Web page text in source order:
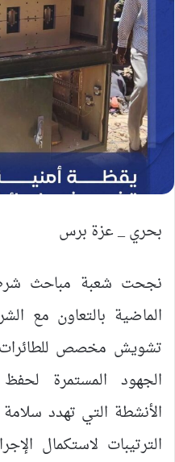
بحري _ عزة برس
نجحت شعبة مباحث
الماضية بالتعاون مع
تشويش مخصص
الجهود المستمرة
الأنشطة التي تهدد
الترتيبات لاستكمال